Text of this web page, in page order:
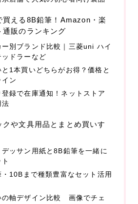
買える8B鉛筆！Amazon・楽
通販のランキング
ー別ブランド比較｜三菱uni ハイ
ドラーなど
と1本買いどちらがお得？価格と
ン
登録で在庫通知！ネットストア
法
クや文具用品とまとめ買いす
デッサン用紙と8B鉛筆を一緒に
・10Bまで種類豊富なセット活用
の軸デザイン比較 画像でチェ